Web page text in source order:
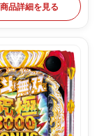
品詳細を見る